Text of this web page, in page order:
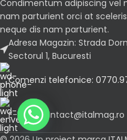
Condimentum adipiscing vel
nam parturient orci at
neque dis nam parturient.
Adresa Magazin: Strada
Sectorul 1, Bucuresti
Comenzi telefonice:
E-mail: contact@italmag.ro